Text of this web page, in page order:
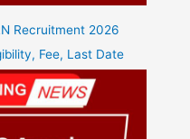
Recruitment 2026
Fee, Last Date